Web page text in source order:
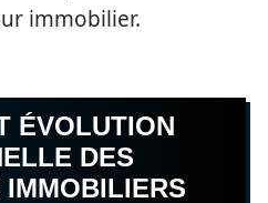
immobilier.
ÉVOLUTION
DES
IMMOBILIERS